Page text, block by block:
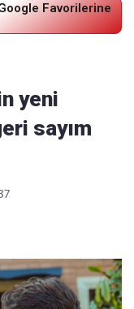
Favorilerine
yeni
sayım